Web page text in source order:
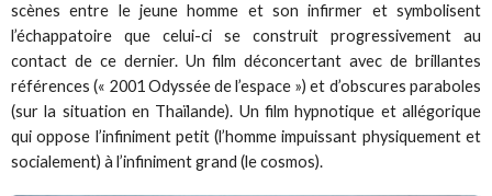
scènes entre le jeune homme et son infirmer et symbolisent
l’échappatoire que celui-ci se construit progressivement au
contact de ce dernier. Un film déconcertant avec de brillantes
références (« 2001 Odyssée de l’espace ») et d’obscures paraboles
(sur la situation en Thaïlande). Un film hypnotique et allégorique
qui oppose l’infiniment petit (l’homme impuissant physiquement et
socialement) à l’infiniment grand (le cosmos).